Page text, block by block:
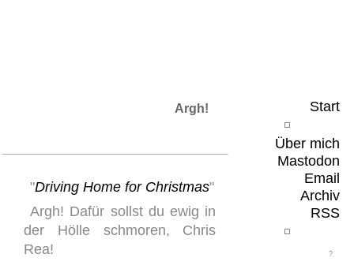
Start
Über mich
Mastodon
Email
Archiv
RSS
Argh!
"Driving Home for Christmas"
Argh! Dafür sollst du ewig in
der Hölle schmoren, Chris
Rea!